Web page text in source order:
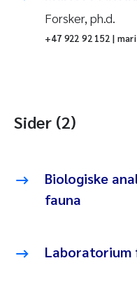
Forsker, ph.d.
+47 922 92 152 |
Sider (2)
Biologiske
fauna
Laboratorium